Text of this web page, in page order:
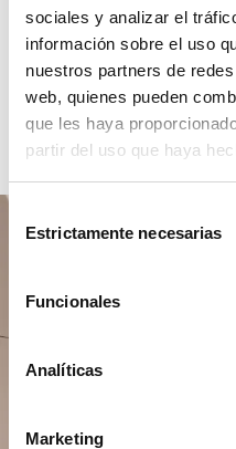
sociales y analizar el
información sobre el uso
nuestros partners de
web, quienes pueden
que les haya
partir del uso que haya
Estrictamente necesarias
Funcionales
Analíticas
Marketing